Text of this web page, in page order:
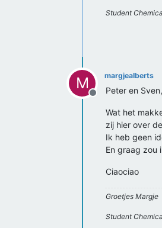
Student
M
Offline
margjealberts
Peter en Sven,
Wat het
zij hier over
Ik heb geen
En graag zou
Ciaociao
Groetjes Margje
Student